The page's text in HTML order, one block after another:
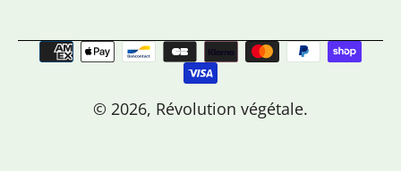
© 2026, Révolution végétale.